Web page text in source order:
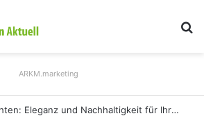
ARKM.marketing
Holz Pendelleuchten: Eleganz und Nachhaltigkeit für Ihr Zuhause